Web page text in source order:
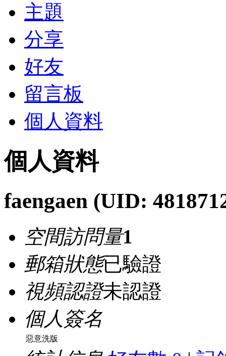
主題
分享
好友
留言板
個人資料
個人資料
faengaen (UID:
空間訪問量1
郵箱狀態已驗證
視頻認證未認證
個人簽名
惡意洗版